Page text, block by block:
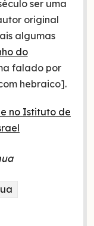
ser uma
original
algumas
do
falado por
hebraico].